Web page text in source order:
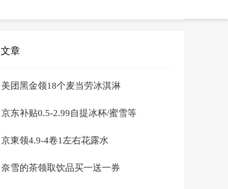
章
美团黑金领18个麦当劳冰淇淋
京东补贴0.5-2.99自提冰杯/蜜雪等
京東领4.9-4卷1左右花露水
奈雪的茶领取饮品买一送一券